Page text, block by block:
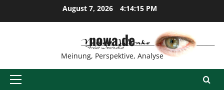
August 7, 2026 4:14:16 PM
nowa.de
Meinung, Perspektive, Analyse
Primäres